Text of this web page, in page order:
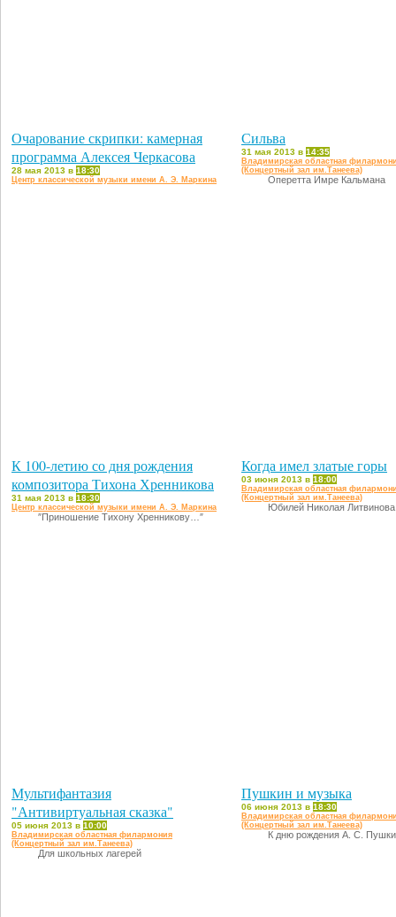
Очарование скрипки: камерная
программа Алексея Черкасова
28 мая 2013 в 18:30
Центр классической музыки имени А. Э. Маркина
Сильва
31 мая 2013 в 14:35
Владимирская областная
(Концертный зал им.Танеева)
Оперетта Имре Кальмана
К 100-летию со дня рождения
композитора Тихона Хренникова
31 мая 2013 в 18:30
Центр классической музыки имени А. Э. Маркина
″Приношение Тихону Хренникову…″
Когда имел златые горы
03 июня 2013 в 18:00
Владимирская областная
(Концертный зал им.Танеева)
Юбилей Николая Литвинова
Мультифантазия
"Антивиртуальная сказка"
05 июня 2013 в 10:00
Владимирская областная филармония
(Концертный зал им.Танеева)
Для школьных лагерей
Пушкин и музыка
06 июня 2013 в 18:30
Владимирская областная
(Концертный зал им.Танеева)
К дню рождения А. С.